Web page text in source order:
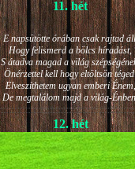
11. hét
E napsütötte órában csak rajtad
Hogy felismerd a bölcs híradást,
S átadva magad a világ
Önérzettel kell hogy eltöltsön
Elveszíthetem ugyan emberi Énem,
De megtalálom majd a világ-
12. hét
JÁNOS-NAPI HANGULAT